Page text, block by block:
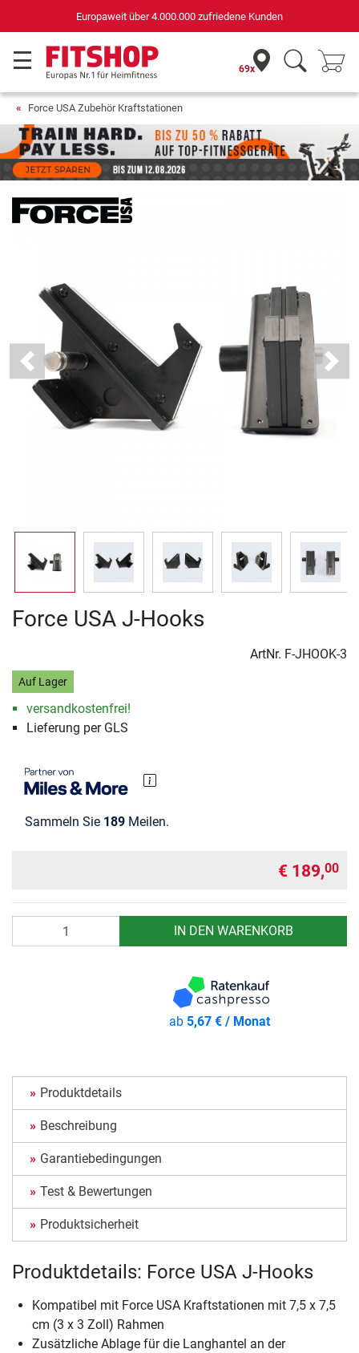
Europaweit über 4.000.000 zufriedene Kunden
69x
Force USA Zubehör Kraftstationen
Previous Next
Force USA J-Hooks
ArtNr. F-JHOOK-3
Auf Lager
versandkostenfrei!
Lieferung per GLS
Sammeln Sie 189 Meilen.
€ 189,00
IN DEN WARENKORB
ab 5,67 € / Monat
Produktdetails
Beschreibung
Garantiebedingungen
Test & Bewertungen
Produktsicherheit
Produktdetails: Force USA J-Hooks
Kompatibel mit Force USA Kraftstationen mit 7,5 x 7,5
cm (3 x 3 Zoll) Rahmen
Zusätzliche Ablage für die Langhantel an der